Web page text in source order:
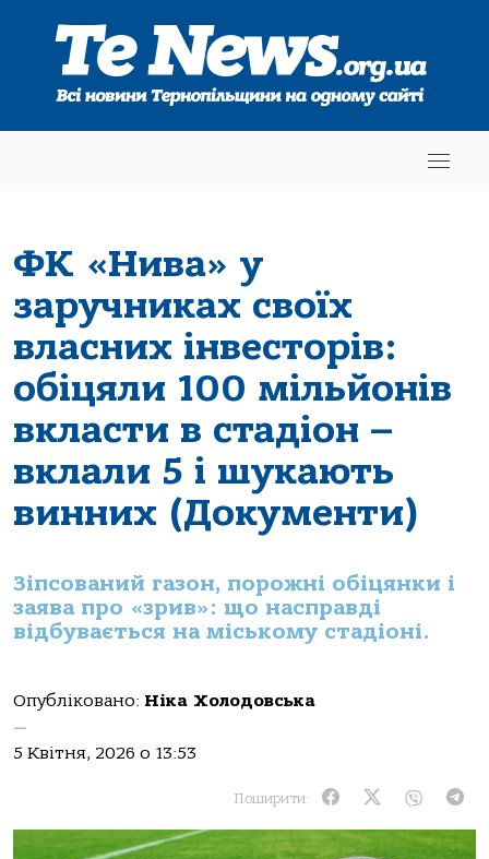
ФК «Нива» у
заручниках своїх
власних інвесторів:
обіцяли 100 мільйонів
вкласти в стадіон –
вклали 5 і шукають
винних (Документи)
Зіпсований газон, порожні обіцянки і
заява про «зрив»: що насправді
відбувається на міському стадіоні.
Опубліковано: Ніка Холодовська
—
5 Квітня, 2026 о 13:53
Поширити: